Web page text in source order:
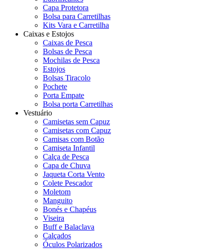
Capa Protetora
Bolsa para Carretilhas
Kits Vara e Carretilha
Caixas e Estojos
Caixas de Pesca
Bolsas de Pesca
Mochilas de Pesca
Estojos
Bolsas Tiracolo
Pochete
Porta Empate
Bolsa porta Carretilhas
Vestuário
Camisetas sem Capuz
Camisetas com Capuz
Camisas com Botão
Camiseta Infantil
Calça de Pesca
Capa de Chuva
Jaqueta Corta Vento
Colete Pescador
Moletom
Manguito
Bonés e Chapéus
Viseira
Buff e Balaclava
Calçados
Óculos Polarizados